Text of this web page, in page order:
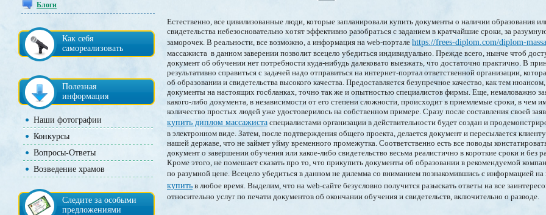
Блоги
Как себя
самореализовать
Полезная
информация
Наши фотографии
Конкурсы
Вопросы-Ответы
Возведение храмов
Следите за особыми
предложениями
Естественно, все цивилизованные люди, которые запланировали купить документы о наличии образования
свидетельства небезосновательно хотят эффективно разобраться с заданием в кратчайшие сроки, за
заморочек. В реальности, все возможно, а информация на web-портале https://frees-diplom.com/diplom-
массажиста в данном заверении позволит всецело убедиться индивидуально. Прежде всего, нынче чтоб
документ об обучении нет потребности куда-нибудь далековато выезжать, что достаточно практично. В
результативно справиться с задачей надо отправиться на интернет-портал ответственной организации,
об образовании и свидетельства высокого качества. Предоставляется безупречное качество, как тем
документы на настоящих госбланках, точно так же и опытностью специалистов фирмы. Еще, немаловажно
какого-либо документа, в независимости от его степени сложности, происходит в приемлемые сроки, в чем
количество простых людей уже удостоверилось на собственном примере. Сразу после составления своей
купить диплом массажиста специалистами организации в действительности будет создан и
в электронном виде. Затем, после подтверждения общего проекта, делается документ и пересылается
нашей державе, что не займет уйму временного промежутка. Соответственно есть все поводы
документ о завершении обучения или какое-либо свидетельство весьма реалистично в короткие сроки и без
Кроме этого, не помешает сказать про то, что прикупить документы об образовании в рекомендуемой
по разумной цене. Всецело убедиться в данном не дилемма со вниманием познакомившись с информацией на
купить в любое время. Выделим, что на web-сайте безусловно получится разыскать ответы на все
относительно услуг по печати документов об окончании обучения и свидетельств, включительно о разводе.